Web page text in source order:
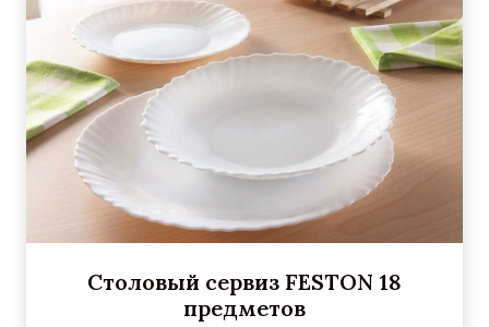
Столовый сервиз FESTON 18
предметов